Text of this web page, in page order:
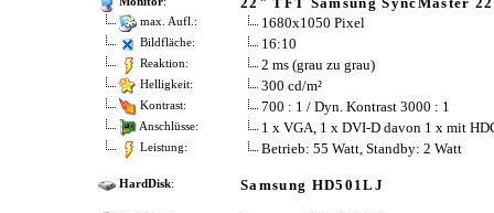
max. Aufl.: 1680x1050 Pixel
Bildfläche: 16:10
Reaktion: 2 ms (grau zu grau)
Helligkeit: 300 cd/m²
Kontrast: 700 : 1 / Dyn. Kontrast 3000 : 1
Anschlüsse: 1 x VGA, 1 x DVI-D davon 1 x mit
Leistung: Betrieb: 55 Watt, Standby: 2 Watt
HardDisk: Samsung HD501LJ